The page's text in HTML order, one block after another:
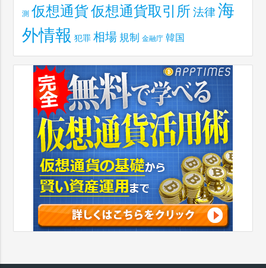
測 仮想通貨仮想通貨取引所 法律 海
外情報 犯罪 相場 規制 金融庁 韓国